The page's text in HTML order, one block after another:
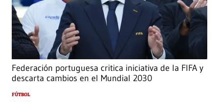
Federación portuguesa critica iniciativa de la FIFA y
descarta cambios en el Mundial 2030
FÚTBOL